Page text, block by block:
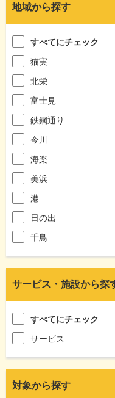
地域から探す
すべてにチェック
猫実
北栄
富士見
鉄鋼通り
今川
海楽
美浜
港
日の出
千鳥
サービス・施設から探
すべてにチェック
サービス
対象から探す